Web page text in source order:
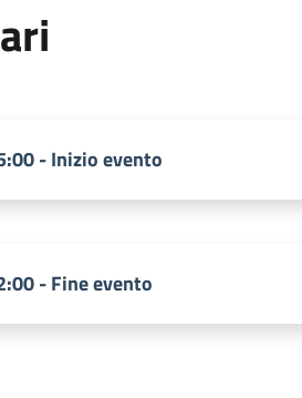
- Inizio evento
- Fine evento